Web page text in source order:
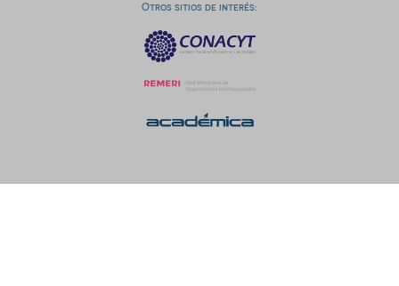
Otros sitios de interés: